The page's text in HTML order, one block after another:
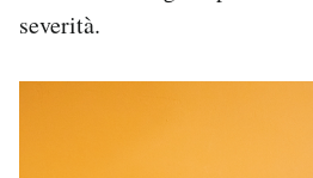
severità.